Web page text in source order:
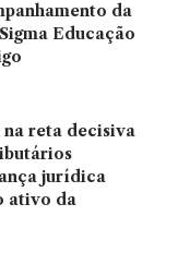
da
Educação
na reta decisiva
jurídica
ativo da